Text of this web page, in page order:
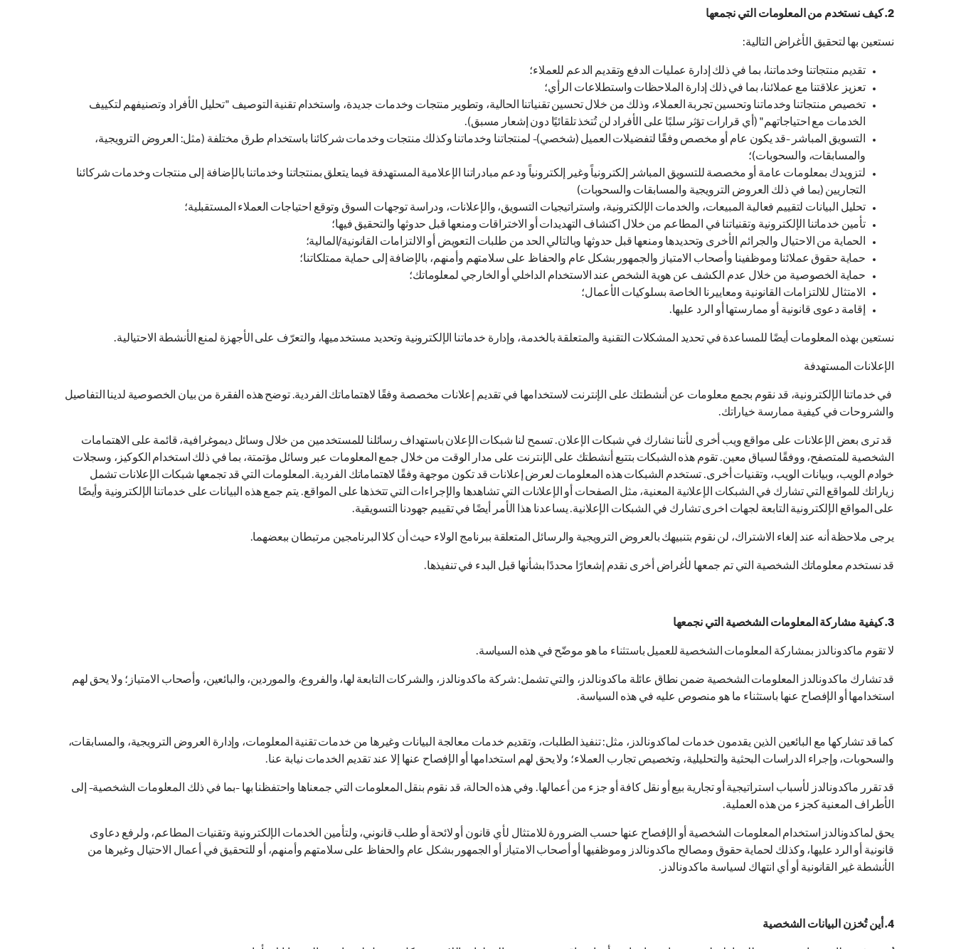
2. كيف نستخدم من المعلومات التي نجمعها
نستعين بها لتحقيق الأغراض التالية:
تقديم منتجاتنا وخدماتنا، بما في ذلك إدارة عمليات الدفع وتقديم الدعم للعملاء؛
تعزيز علاقتنا مع عملائنا، بما في ذلك إدارة الملاحظات واستطلاعات الرأي؛
تخصيص منتجاتنا وخدماتنا وتحسين تجربة العملاء، وذلك من خلال تحسين تقنياتنا الحالية، وتطوير منتجات وخدمات جديدة، واستخدام تقنية التوصيف "تحليل الأفراد وتصنيفهم لتكييف
الخدمات مع احتياجاتهم" (أي قرارات تؤثر سلبًا على الأفراد لن تُتخذ تلقائيًا دون إشعار مسبق).
التسويق المباشر -قد يكون عام أو مخصص وفقًا لتفضيلات العميل (شخصي)- لمنتجاتنا وخدماتنا وكذلك منتجات وخدمات شركائنا باستخدام طرق مختلفة (مثل: العروض الترويجية،
والمسابقات، والسحوبات)؛
لتزويدك بمعلومات عامة أو مخصصة للتسويق المباشر إلكترونياً وغير إلكترونياً ودعم مبادراتنا الإعلامية المستهدفة فيما يتعلق بمنتجاتنا وخدماتنا بالإضافة إلى منتجات وخدمات شركائنا
التجاريين (بما في ذلك العروض الترويجية والمسابقات والسحوبات)
تحليل البيانات لتقييم فعالية المبيعات، والخدمات الإلكترونية، واستراتيجيات التسويق، والإعلانات، ودراسة توجهات السوق وتوقع احتياجات العملاء المستقبلية؛
تأمين خدماتنا الإلكترونية وتقنياتنا في المطاعم من خلال اكتشاف التهديدات أو الاختراقات ومنعها قبل حدوثها والتحقيق فيها؛
الحماية من الاحتيال والجرائم الأخرى وتحديدها ومنعها قبل حدوثها وبالتالي الحد من طلبات التعويض أو الالتزامات القانونية/المالية؛
حماية حقوق عملائنا وموظفينا وأصحاب الامتياز والجمهور بشكل عام والحفاظ على سلامتهم وأمنهم، بالإضافة إلى حماية ممتلكاتنا؛
حماية الخصوصية من خلال عدم الكشف عن هوية الشخص عند الاستخدام الداخلي أو الخارجي لمعلوماتك؛
الامتثال للالتزامات القانونية ومعاييرنا الخاصة بسلوكيات الأعمال؛
إقامة دعوى قانونية أو ممارستها أو الرد عليها.
نستعين بهذه المعلومات أيضًا للمساعدة في تحديد المشكلات التقنية والمتعلقة بالخدمة، وإدارة خدماتنا الإلكترونية وتحديد مستخدميها، والتعرّف على الأجهزة لمنع الأنشطة الاحتيالية.
الإعلانات المستهدفة
في خدماتنا الإلكترونية، قد نقوم بجمع معلومات عن أنشطتك على الإنترنت لاستخدامها في تقديم إعلانات مخصصة وفقًا لاهتماماتك الفردية. توضح هذه الفقرة من بيان الخصوصية لدينا التفاصيل
والشروحات في كيفية ممارسة خياراتك.
قد ترى بعض الإعلانات على مواقع ويب أخرى لأننا نشارك في شبكات الإعلان. تسمح لنا شبكات الإعلان باستهداف رسائلنا للمستخدمين من خلال وسائل ديموغرافية، قائمة على الاهتمامات
الشخصية للمتصفح، ووفقًا لسياق معين. تقوم هذه الشبكات بتتبع أنشطتك على الإنترنت على مدار الوقت من خلال جمع المعلومات عبر وسائل مؤتمتة، بما في ذلك استخدام الكوكيز، وسجلات
خوادم الويب، وبيانات الويب، وتقنيات أخرى. تستخدم الشبكات هذه المعلومات لعرض إعلانات قد تكون موجهة وفقًا لاهتماماتك الفردية. المعلومات التي قد تجمعها شبكات الإعلانات تشمل
زياراتك للمواقع التي تشارك في الشبكات الإعلانية المعنية، مثل الصفحات أو الإعلانات التي تشاهدها والإجراءات التي تتخذها على المواقع. يتم جمع هذه البيانات على خدماتنا الإلكترونية وأيضًا
على المواقع الإلكترونية التابعة لجهات اخرى تشارك في الشبكات الإعلانية. يساعدنا هذا الأمر أيضًا في تقييم جهودنا التسويقية.
يرجى ملاحظة أنه عند إلغاء الاشتراك، لن نقوم بتنبيهك بالعروض الترويجية والرسائل المتعلقة ببرنامج الولاء حيث أن كلا البرنامجين مرتبطان ببعضهما.
قد نستخدم معلوماتك الشخصية التي تم جمعها لأغراض أخرى نقدم إشعارًا محددًا بشأنها قبل البدء في تنفيذها.
3. كيفية مشاركة المعلومات الشخصية التي نجمعها
لا تقوم ماكدونالدز بمشاركة المعلومات الشخصية للعميل باستثناء ما هو موضّح في هذه السياسة.
قد تشارك ماكدونالدز المعلومات الشخصية ضمن نطاق عائلة ماكدونالدز، والتي تشمل: شركة ماكدونالدز، والشركات التابعة لها، والفروع، والموردين، والبائعين، وأصحاب الامتياز؛ ولا يحق لهم
استخدامها أو الإفصاح عنها باستثناء ما هو منصوص عليه في هذه السياسة.
كما قد تشاركها مع البائعين الذين يقدمون خدمات لماكدونالدز، مثل: تنفيذ الطلبات، وتقديم خدمات معالجة البيانات وغيرها من خدمات تقنية المعلومات، وإدارة العروض الترويجية، والمسابقات،
والسحوبات، وإجراء الدراسات البحثية والتحليلية، وتخصيص تجارب العملاء؛ ولا يحق لهم استخدامها أو الإفصاح عنها إلا عند تقديم الخدمات نيابة عنا.
قد تقرر ماكدونالدز لأسباب استراتيجية أو تجارية بيع أو نقل كافة أو جزء من أعمالها. وفي هذه الحالة، قد نقوم بنقل المعلومات التي جمعناها واحتفظنا بها -بما في ذلك المعلومات الشخصية- إلى
الأطراف المعنية كجزء من هذه العملية.
يحق لماكدونالدز استخدام المعلومات الشخصية أو الإفصاح عنها حسب الضرورة للامتثال لأي قانون أو لائحة أو طلب قانوني، ولتأمين الخدمات الإلكترونية وتقنيات المطاعم، ولرفع دعاوى
قانونية أو الرد عليها، وكذلك لحماية حقوق ومصالح ماكدونالدز وموظفيها أو أصحاب الامتياز أو الجمهور بشكل عام والحفاظ على سلامتهم وأمنهم، أو للتحقيق في أعمال الاحتيال وغيرها من
الأنشطة غير القانونية أو أي انتهاك لسياسة ماكدونالدز.
4. أين تُخزن البيانات الشخصية